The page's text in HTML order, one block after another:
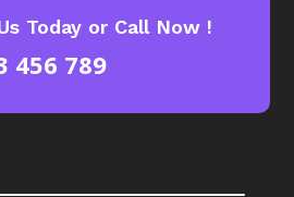
Today or Call Now !
456 789